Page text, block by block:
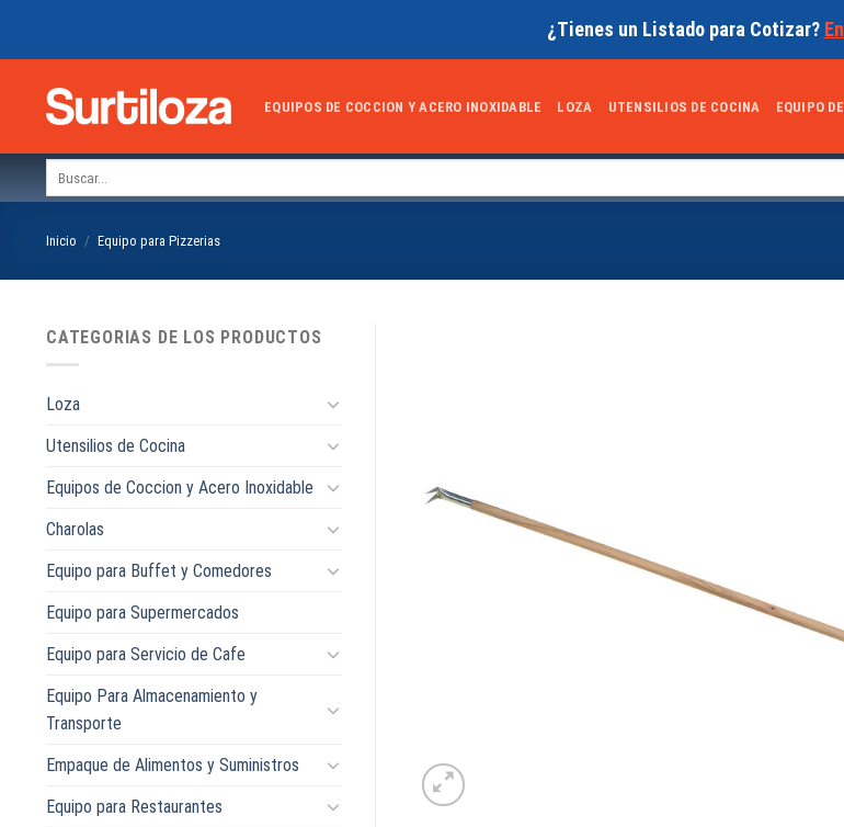
¿Tienes un Listado para Cotizar?
EQUIPOS DE COCCION Y ACERO INOXIDABLE LOZA UTENSILIOS DE COCINA EQUIPO
Inicio / Equipo para Pizzerias
CATEGORIAS DE LOS PRODUCTOS
Loza
Utensilios de Cocina
Equipos de Coccion y Acero Inoxidable
Charolas
Equipo para Buffet y Comedores
Equipo para Supermercados
Equipo para Servicio de Cafe
Equipo Para Almacenamiento y
Transporte
Empaque de Alimentos y Suministros
Equipo para Restaurantes